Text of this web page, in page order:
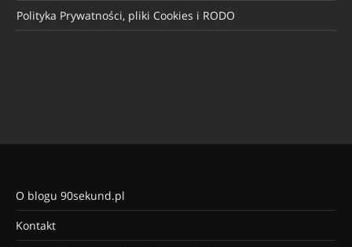
Polityka Prywatności, pliki Cookies i RODO
O blogu 90sekund.pl
Kontakt